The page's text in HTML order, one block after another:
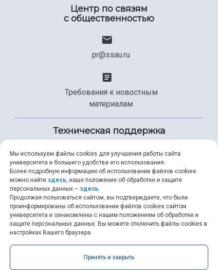
Центр по связям
с общественностью
pr@ssau.ru
Требования к новостным
материалам
Техническая поддержка
+7 (846) 267-49-99
help@ssau.ru
Самарский университет © 2026 |ssau.ru
RSS
Мы используем файлы cookies для улучшения работы сайта
университета и большего удобства его использования.
Более подробную информацию об использовании файлов cookies
можно найти здесь, наше положение об обработке и защите
персональных данных – здесь.
Продолжая пользоваться сайтом, вы подтверждаете, что были
проинформированы об использовании файлов cookies сайтом
университета и ознакомлены с нашим положением об обработке и
защите персональных данных. Вы можете отключить файлы cookies в
настройках Вашего браузера.
Принять и закрыть